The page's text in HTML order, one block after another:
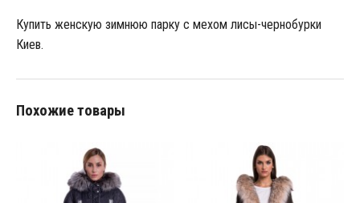
Купить женскую зимнюю парку с мехом лисы-чернобурки
Киев.
Похожие товары